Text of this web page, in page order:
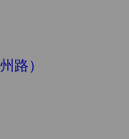
路）